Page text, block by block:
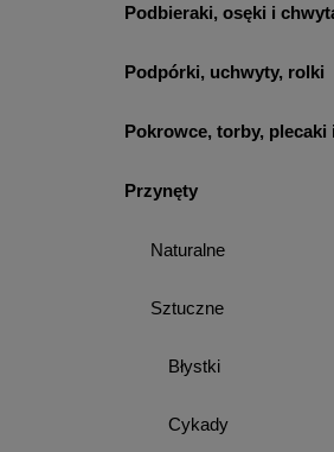
Podbieraki, osęki i
Podpórki, uchwyty, rolki
Pokrowce, torby, plecaki
Przynęty
Naturalne
Sztuczne
Błystki
Cykady